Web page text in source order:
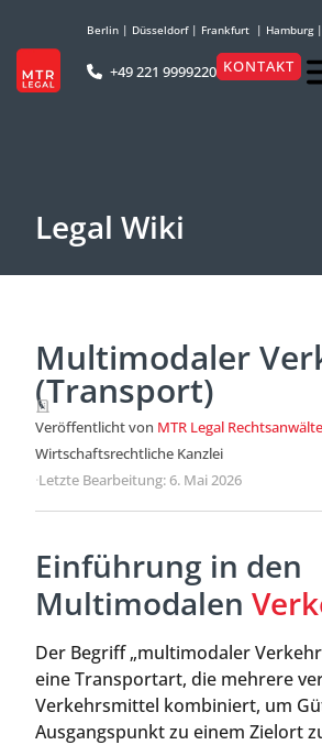
Berlin | Düsseldorf| Frankfurt | Hamburg|
+49 221 9999220 KONTAKT
Legal Wiki
Multimodaler
(Transport)
Veröffentlicht von MTR Legal Rechtsanwälte
Wirtschaftsrechtliche Kanzlei
·Letzte Bearbeitung: 6. Mai 2026
Einführung in den
Multimodalen
Der Begriff „multimodaler
eine Transportart, die mehrere
Verkehrsmittel kombiniert, um
Ausgangspunkt zu einem Zielort